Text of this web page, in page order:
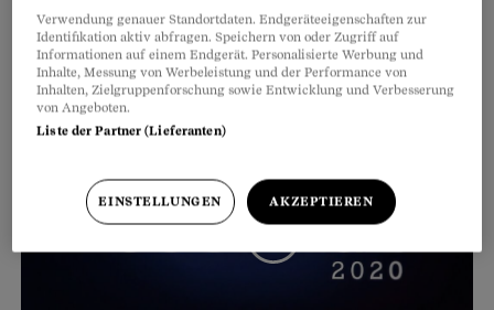
Weitere Videos
Verwendung genauer Standortdaten. Endgeräteeigenschaften zur
Identifikation aktiv abfragen. Speichern von oder Zugriff auf
Informationen auf einem Endgerät. Personalisierte Werbung und
Inhalte, Messung von Werbeleistung und der Performance von
Inhalten, Zielgruppenforschung sowie Entwicklung und Verbesserung
von Angeboten.
Liste der Partner (Lieferanten)
EINSTELLUNGEN AKZEPTIEREN